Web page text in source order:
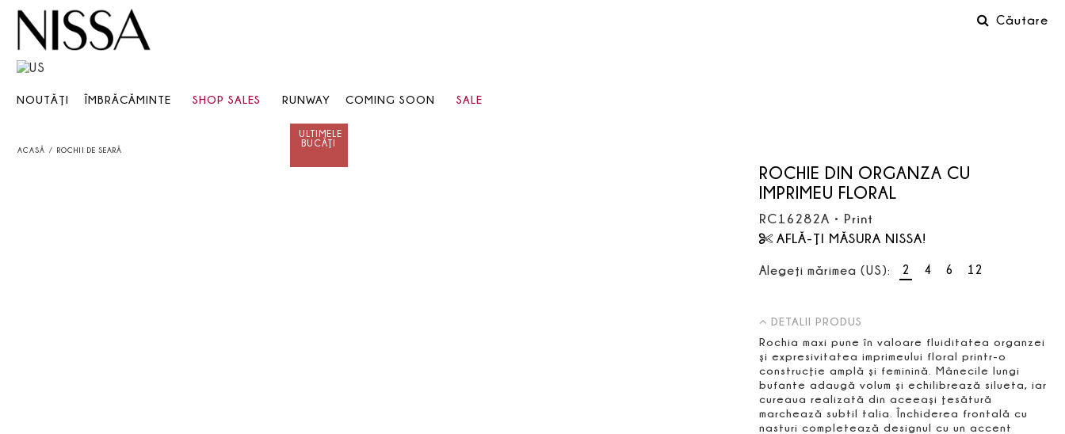
Căutare
NOUTĂŢI ÎMBRĂCĂMINTE SHOP SALES RUNWAY COMING SOON SALE
ACASĂ ROCHII DE SEARĂ
ROCHIE DIN ORGANZA CU
IMPRIMEU FLORAL
RC16282A • Print
AFLĂ-ŢI MĂSURA NISSA!
Alegeţi mărimea (US): 2 4 6 12
DETALII PRODUS
Rochia maxi pune în valoare fluiditatea organzei
şi expresivitatea imprimeului floral printr-o
construcţie amplă şi feminină. Mânecile lungi
bufante adaugă volum şi echilibrează silueta, iar
cureaua realizată din aceeaşi ţesătură
marchează subtil talia. Închiderea frontală cu
nasturi completează designul cu un accent